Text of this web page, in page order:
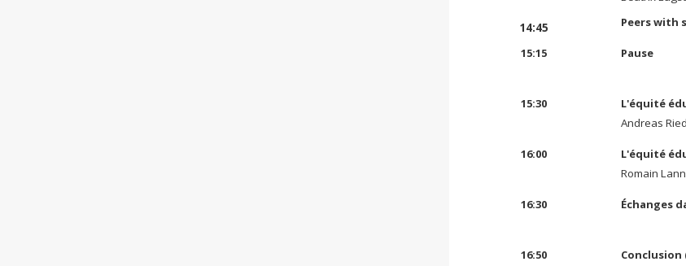
14:45 Peers with
15:15 Pause
15:30
L'équité
Andreas
16:00
L'équité
Romain
16:30 Échanges
16:50